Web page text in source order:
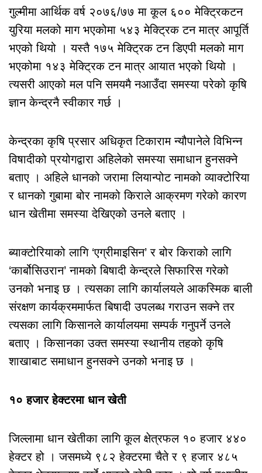
गुल्मीमा आर्थिक वर्ष २०७६/७७ मा कूल ६०० मेक्ट्रिकटन
युरिया मलको माग भएकोमा ५४३ मेक्ट्रिक टन मात्र आपूर्ति
भएको थियो । यस्तै १७५ मेक्ट्रिक टन डिएपी मलको माग
भएकोमा १४३ मेक्ट्रिक टन मात्र आयात भएको थियो ।
त्यसरी आएको मल पनि समयमै नआउँदा समस्या परेको कृषि
ज्ञान केन्द्रनै स्वीकार गर्छ ।
केन्द्रका कृषि प्रसार अधिकृत टिकाराम न्यौपानेले विभिन्न
विषादीको प्रयोगद्वारा अहिलेको समस्या समाधान हुनसक्ने
बताए । अहिले धानको जरामा लियान्पोट नामको व्याक्टोरिया
र धानको गुबामा बोर नामको किराले आक्रमण गरेको कारण
धान खेतीमा समस्या देखिएको उनले बताए ।
ब्याक्टोरियाको लागि ‘एग्रीमाइसिन’ र बोर किराको लागि
‘कार्बोसिउरान’ नामको बिषादी केन्द्रले सिफारिस गरेको
उनको भनाइ छ । त्यसका लागि कार्यालयले आकस्मिक बाली
संरक्षण कार्यक्रममार्फत बिषादी उपलब्ध गराउन सक्ने तर
त्यसका लागि किसानले कार्यालयमा सम्पर्क गनुपर्ने उनले
बताए । किसानका उक्त समस्या स्थानीय तहको कृषि
शाखाबाट समाधान हुनसक्ने उनको भनाइ छ ।
१० हजार हेक्टरमा धान खेती
जिल्लामा धान खेतीका लागि कूल क्षेत्रफल १० हजार ४४०
हेक्टर हो । जसमध्ये ९८२ हेक्टरमा चैते र ९ हजार ४८५